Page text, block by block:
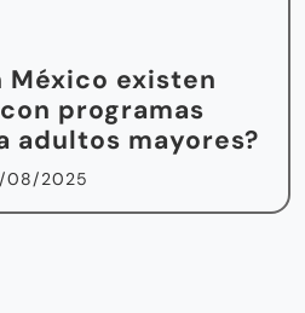
México existen
programas
adultos mayores?
08/2025